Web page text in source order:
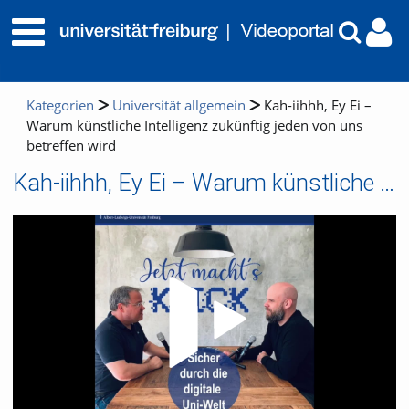
Kategorien Universität allgemein
Kah-iihhh, Ey Ei –
Warum künstliche Intelligenz zukünftig jeden von uns
betreffen wird
Kah-iihhh, Ey Ei – Warum künstliche Intelligenz zukünftig jeden von uns betreffen wird